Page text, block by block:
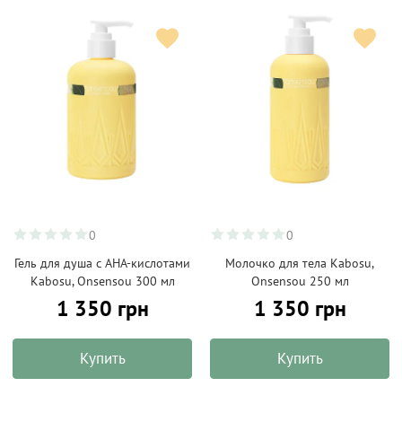
0
Гель для душа с АНА-кислотами
Kabosu, Onsensou 300 мл
1 350 грн
Купить
0
Молочко для тела Kabosu,
Onsensou 250 мл
1 350 грн
Купить